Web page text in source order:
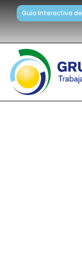
Guía Interactiva